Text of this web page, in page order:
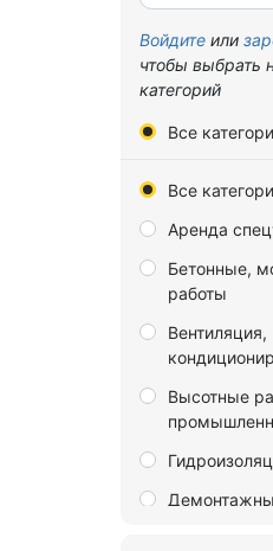
Донецкая
область
Ивановская
Иркутская
Войдите или
чтобы выбрать
категорий
Все
Все
Аренда
Бетонные,
работы
Вентиляция,
Высотные